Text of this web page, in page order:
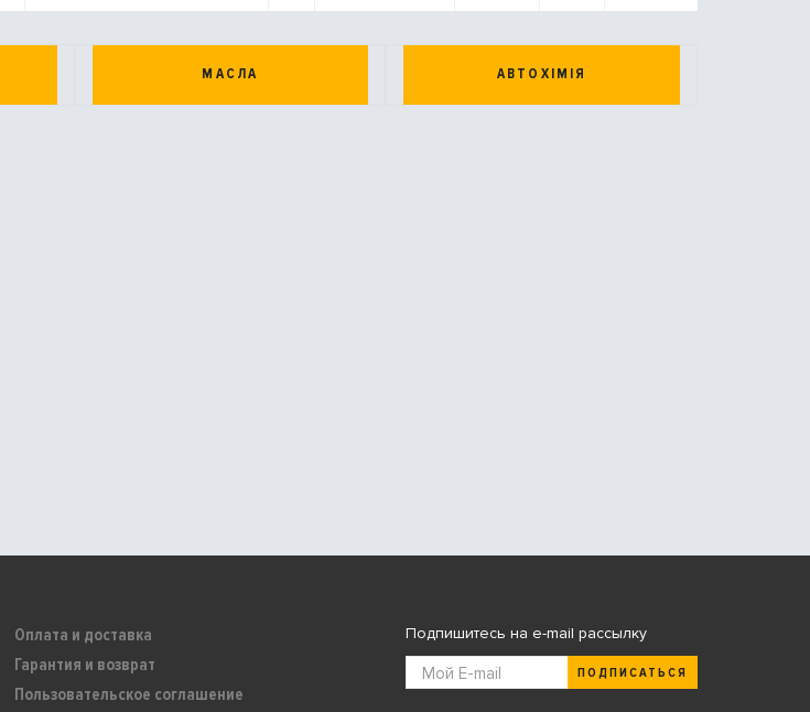
МАСЛА АВТОХІМІЯ
Оплата и доставка
Гарантия и возврат
Пользовательское соглашение
Подпишитесь на e-mail рассылку
ПОДПИСАТЬСЯ